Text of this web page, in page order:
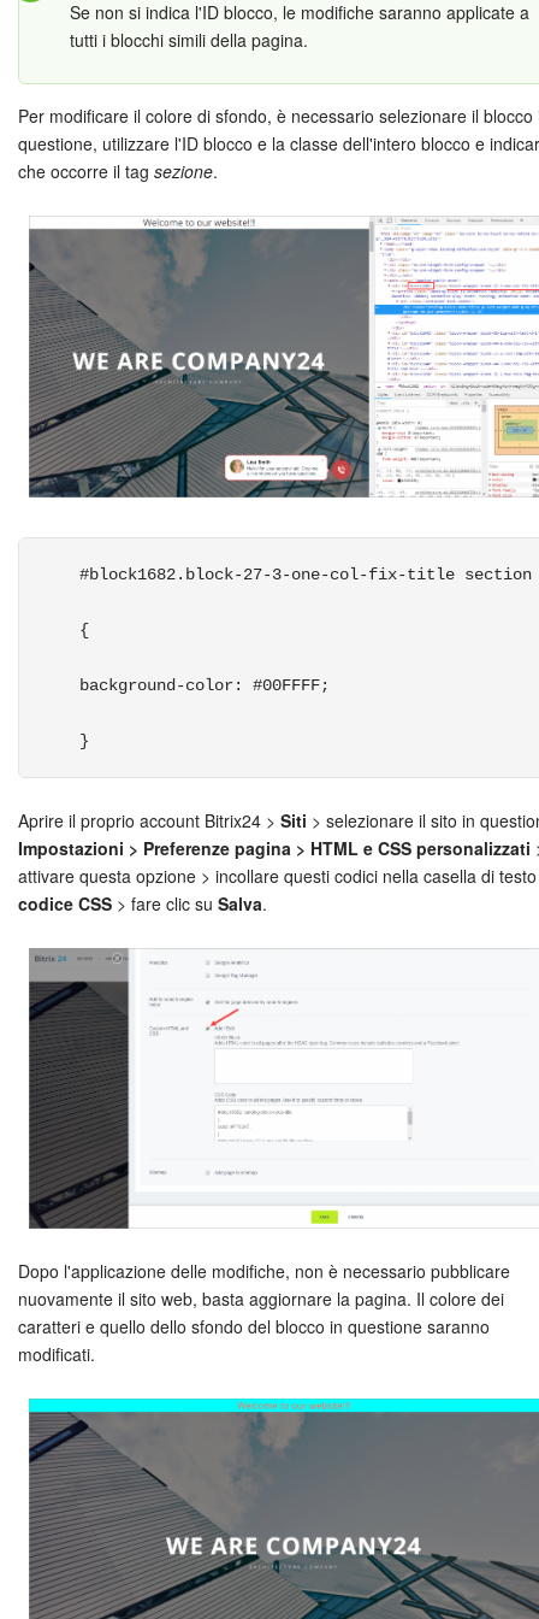
ACCEDI
Se non si indica l'ID blocco, le modifiche saranno applicate a
tutti i blocchi simili della pagina.
Per modificare il colore di sfondo, è necessario selezionare il blocco
questione, utilizzare l'ID blocco e la classe dell'intero blocco e
che occorre il tag sezione.
#block1682.block-27-3-one-col-fix-title section
{
background-color: #00FFFF;
}
Aprire il proprio account Bitrix24 > Siti > selezionare il sito in
Impostazioni > Preferenze pagina > HTML e CSS personalizzati
attivare questa opzione > incollare questi codici nella casella di testo
codice CSS > fare clic su Salva.
Dopo l'applicazione delle modifiche, non è necessario pubblicare
nuovamente il sito web, basta aggiornare la pagina. Il colore dei
caratteri e quello dello sfondo del blocco in questione saranno
modificati.